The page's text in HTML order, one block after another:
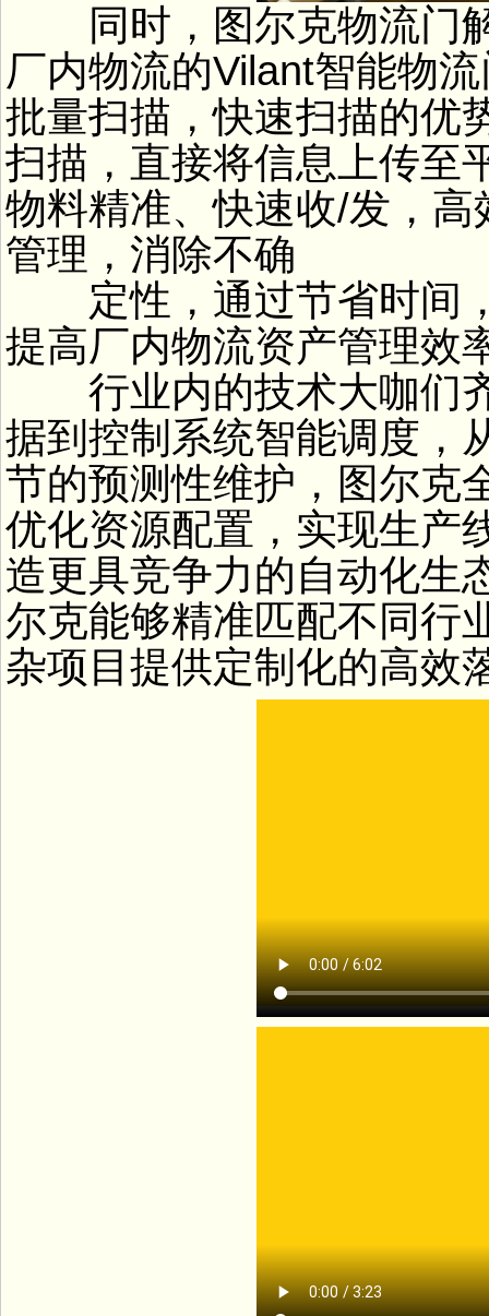
同时，图尔克物流门解
厂内物流的Vilant智能物
批量扫描，快速扫描的优
扫描，直接将信息上传至
物料精准、快速收/发，
管理，消除不确
定性，通过节省时间，
提高厂内物流资产管理效
行业内的技术大咖们齐
据到控制系统智能调度，
节的预测性维护，图尔克
优化资源配置，实现生产
造更具竞争力的自动化生
尔克能够精准匹配不同行
杂项目提供定制化的高效